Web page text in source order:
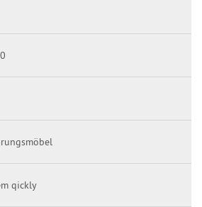
qickly